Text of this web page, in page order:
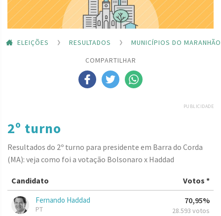
ELEIÇÕES RESULTADOS
MUNICÍPIOS DO MARANHÃO
COMPARTILHAR
PUBLICIDADE
2º turno
Resultados do 2º turno para presidente em Barra do Corda
(MA): veja como foi a votação Bolsonaro x Haddad
Candidato Votos *
Fernando Haddad
PT
70,95%
28.593 votos